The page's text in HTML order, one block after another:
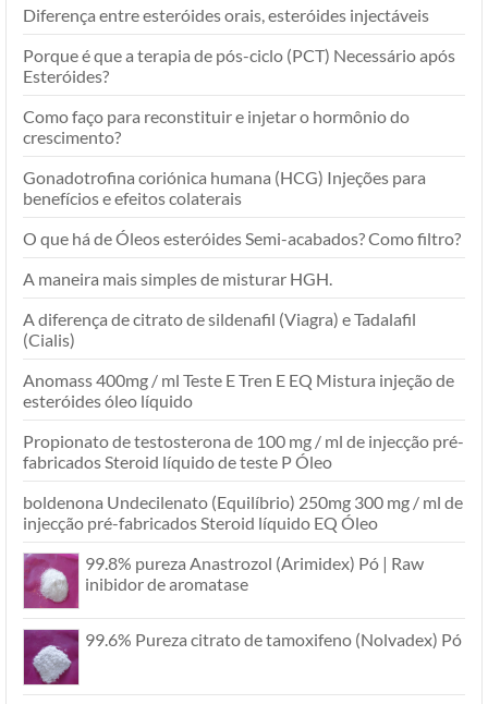
Diferença entre esteróides orais, esteróides injectáveis
Porque é que a terapia de pós-ciclo (PCT) Necessário após
Esteróides?
Como faço para reconstituir e injetar o hormônio do
crescimento?
Gonadotrofina coriónica humana (HCG) Injeções para
benefícios e efeitos colaterais
O que há de Óleos esteróides Semi-acabados? Como filtro?
A maneira mais simples de misturar HGH.
A diferença de citrato de sildenafil (Viagra) e Tadalafil
(Cialis)
Anomass 400mg / ml Teste E Tren E EQ Mistura injeção de
esteróides óleo líquido
Propionato de testosterona de 100 mg / ml de injecção pré-
fabricados Steroid líquido de teste P Óleo
boldenona Undecilenato (Equilíbrio) 250mg 300 mg / ml de
injecção pré-fabricados Steroid líquido EQ Óleo
99.8% pureza Anastrozol (Arimidex) Pó | Raw
inibidor de aromatase
99.6% Pureza citrato de tamoxifeno (Nolvadex) Pó